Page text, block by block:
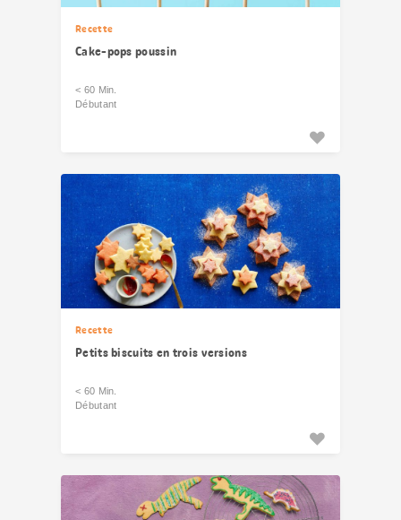
Recette
Cake-pops poussin
< 60 Min.
Débutant
Recette
Petits biscuits en trois versions
< 60 Min.
Débutant